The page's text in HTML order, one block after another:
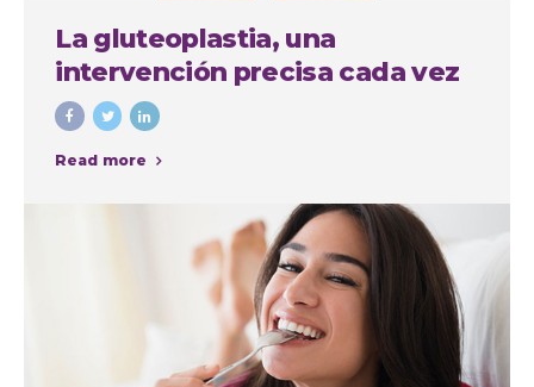
La gluteoplastia, una
intervención precisa cada vez
más demandada
Read more